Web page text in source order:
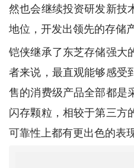
然也会继续投资研发新技
地位，开发出领先的存储
铠侠继承了东芝存储强大
者来说，最直观能够感受
售的消费级产品全部都是
闪存颗粒，相较于第三方
可靠性上都有更出色的表现